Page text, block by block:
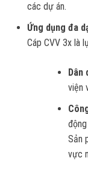
các dự án.
Ứng dụng đa
Cáp CVV 3x là
Dân
viện
Sản
vực